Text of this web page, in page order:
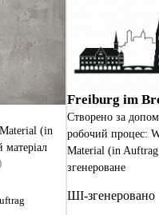
(in
Freiburg im
Створено за
робочий процес:
Material (in
згенероване
ШІ-згенеровано